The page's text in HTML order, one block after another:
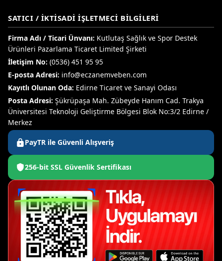
SATICI / İKTISADI İŞLETMECI BILGILERI
Firma Adı / Ticari Ünvanı: Kutlutaş Sağlık ve Spor Destek
Ürünleri Pazarlama Ticaret Limited Şirketi
İletişim No: (0536) 451 95 95
E-posta Adresi: info@eczanemveben.com
Kayıtlı Olunan Oda: Edirne Ticaret ve Sanayi Odası
Posta Adresi: Şükrüpaşa Mah. Zübeyde Hanım Cad. Trakya
Üniversitesi Teknoloji Geliştirme Bölgesi Blok No:3/2 Edirne /
Merkez
PayTR ile Güvenli Alışveriş
256-bit SSL Güvenlik Sertifikası